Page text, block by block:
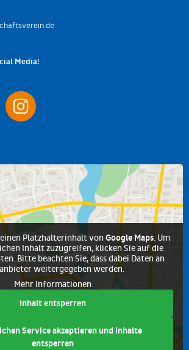
Media!
einen Platzhalterinhalt vonGoogle Maps. Um
Inhalt zuzugreifen, klicken Sie auf die
Bitte beachten Sie, dass dabei Daten an
weitergegeben werden.
Mehr Informationen
Inhalt entsperren
Service akzeptieren und Inhalte
entsperren